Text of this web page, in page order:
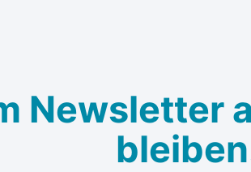
Newsletter